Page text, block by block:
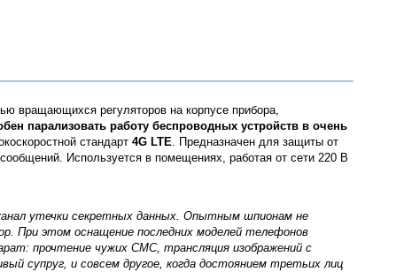
вращающихся регуляторов на корпусе прибора,
парализовать работу беспроводных устройств в очень
стандарт 4G LTE. Предназначен для защиты от
Используется в помещениях, работая от сети 220 В
утечки секретных данных. Опытным шпионам не
При этом оснащение последних моделей телефонов
прочтение чужих СМС, трансляция изображений с
супруг, и совсем другое, когда достоянием третьих лиц